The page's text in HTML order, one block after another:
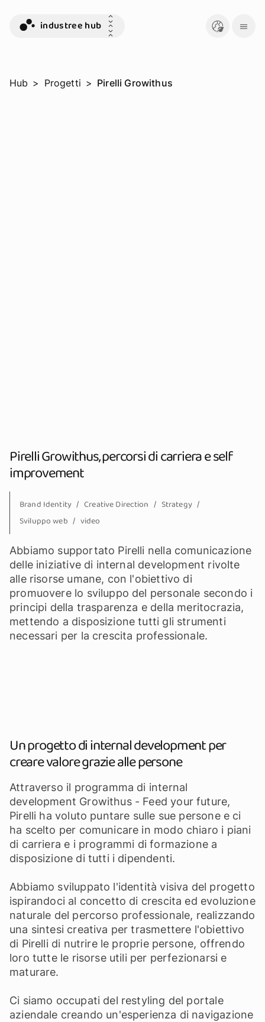
industree hub
Hub > Progetti > Pirelli Growithus
Pirelli Growithus, percorsi di carriera e self
improvement
Brand Identity Creative Direction
Strategy
Sviluppo web
video
Abbiamo supportato Pirelli nella comunicazione
delle iniziative di internal development rivolte
alle risorse umane, con l'obiettivo di
promuovere lo sviluppo del personale secondo i
principi della trasparenza e della meritocrazia,
mettendo a disposizione tutti gli strumenti
necessari per la crescita professionale.
Un progetto di internal development per
creare valore grazie alle persone
Attraverso il programma di internal
development Growithus - Feed your future,
Pirelli ha voluto puntare sulle sue persone e ci
ha scelto per comunicare in modo chiaro i piani
di carriera e i programmi di formazione a
disposizione di tutti i dipendenti.
Abbiamo sviluppato l'identità visiva del progetto
ispirandoci al concetto di crescita ed evoluzione
naturale del percorso professionale, realizzando
una sintesi creativa per trasmettere l'obiettivo
di Pirelli di nutrire le proprie persone, offrendo
loro tutte le risorse utili per perfezionarsi e
maturare.
Ci siamo occupati del restyling del portale
aziendale creando un'esperienza di navigazione